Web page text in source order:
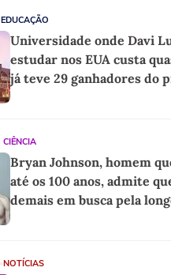
EDUCAÇÃO
Universidade onde Davi
estudar nos EUA custa
já teve 29 ganhadores do
CIÊNCIA
Bryan Johnson, homem
até os 100 anos, admite
demais em busca pela
NOTÍCIAS